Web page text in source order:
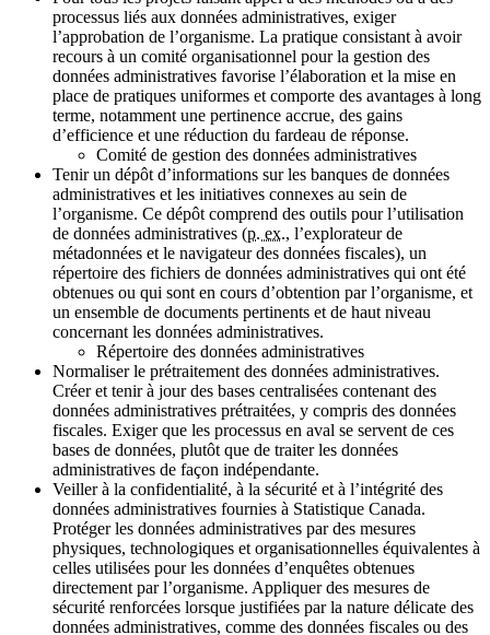
processus liés aux données administratives, exiger
l’approbation de l’organisme. La pratique consistant à avoir
recours à un comité organisationnel pour la gestion des
données administratives favorise l’élaboration et la mise en
place de pratiques uniformes et comporte des avantages à long
terme, notamment une pertinence accrue, des gains
d’efficience et une réduction du fardeau de réponse.
Comité de gestion des données administratives
Tenir un dépôt d’informations sur les banques de données
administratives et les initiatives connexes au sein de
l’organisme. Ce dépôt comprend des outils pour l’utilisation
de données administratives (p. ex., l’explorateur de
métadonnées et le navigateur des données fiscales), un
répertoire des fichiers de données administratives qui ont été
obtenues ou qui sont en cours d’obtention par l’organisme, et
un ensemble de documents pertinents et de haut niveau
concernant les données administratives.
Répertoire des données administratives
Normaliser le prétraitement des données administratives.
Créer et tenir à jour des bases centralisées contenant des
données administratives prétraitées, y compris des données
fiscales. Exiger que les processus en aval se servent de ces
bases de données, plutôt que de traiter les données
administratives de façon indépendante.
Veiller à la confidentialité, à la sécurité et à l’intégrité des
données administratives fournies à Statistique Canada.
Protéger les données administratives par des mesures
physiques, technologiques et organisationnelles équivalentes à
celles utilisées pour les données d’enquêtes obtenues
directement par l’organisme. Appliquer des mesures de
sécurité renforcées lorsque justifiées par la nature délicate des
données administratives, comme des données fiscales ou des